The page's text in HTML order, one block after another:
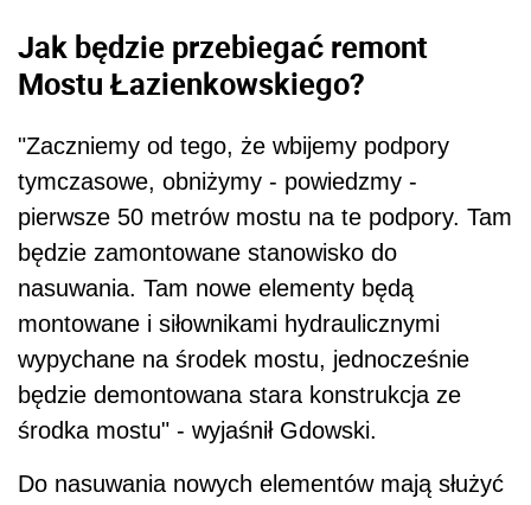
Jak będzie przebiegać remont
Mostu Łazienkowskiego?
"Zaczniemy od tego, że wbijemy podpory
tymczasowe, obniżymy - powiedzmy -
pierwsze 50 metrów mostu na te podpory. Tam
będzie zamontowane stanowisko do
nasuwania. Tam nowe elementy będą
montowane i siłownikami hydraulicznymi
wypychane na środek mostu, jednocześnie
będzie demontowana stara konstrukcja ze
środka mostu" - wyjaśnił Gdowski.
Do nasuwania nowych elementów mają służyć